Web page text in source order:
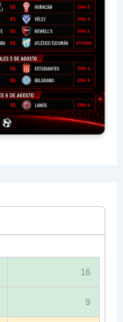
16
9